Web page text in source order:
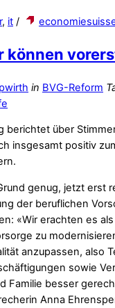
, it /
können
pwirth in BVG-Reform
berichtet über
insgesamt positiv
genug, jetzt erst
der beruflichen
«Wir erachten es
zu
anzupassen, also
sowie
Familie besser
Anna